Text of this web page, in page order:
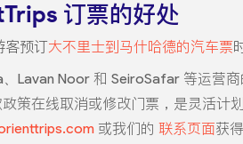
订票的好处
客预订大不里士到马什哈德的汽车票
Lavan Noor 和 SeiroSafar 等运营
策在线取消或修改门票，是灵活计
或我们的 联系页面获